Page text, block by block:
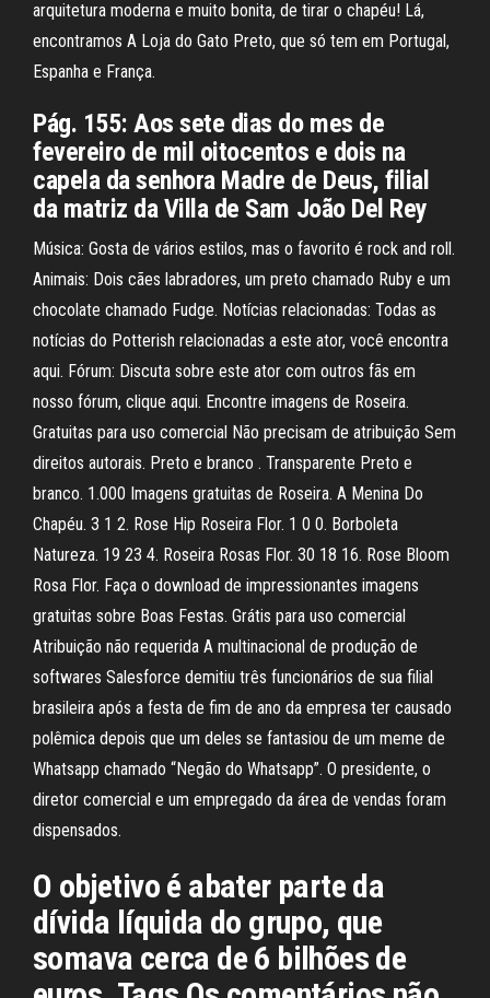
arquitetura moderna e muito bonita, de tirar o chapéu! Lá,
encontramos A Loja do Gato Preto, que só tem em Portugal,
Espanha e França.
Pág. 155: Aos sete dias do mes de
fevereiro de mil oitocentos e dois na
capela da senhora Madre de Deus, filial
da matriz da Villa de Sam João Del Rey
Música: Gosta de vários estilos, mas o favorito é rock and roll.
Animais: Dois cães labradores, um preto chamado Ruby e um
chocolate chamado Fudge. Notí­cias relacionadas: Todas as
notí­cias do Potterish relacionadas a este ator, você encontra
aqui. Fórum: Discuta sobre este ator com outros fãs em
nosso fórum, clique aqui. Encontre imagens de Roseira.
Gratuitas para uso comercial Não precisam de atribuição Sem
direitos autorais. Preto e branco . Transparente Preto e
branco. 1.000 Imagens gratuitas de Roseira. A Menina Do
Chapéu. 3 1 2. Rose Hip Roseira Flor. 1 0 0. Borboleta
Natureza. 19 23 4. Roseira Rosas Flor. 30 18 16. Rose Bloom
Rosa Flor. Faça o download de impressionantes imagens
gratuitas sobre Boas Festas. Grátis para uso comercial
Atribuição não requerida A multinacional de produção de
softwares Salesforce demitiu três funcionários de sua filial
brasileira após a festa de fim de ano da empresa ter causado
polêmica depois que um deles se fantasiou de um meme de
Whatsapp chamado “Negão do Whatsapp”. O presidente, o
diretor comercial e um empregado da área de vendas foram
dispensados.
O objetivo é abater parte da
dívida líquida do grupo, que
somava cerca de 6 bilhões de